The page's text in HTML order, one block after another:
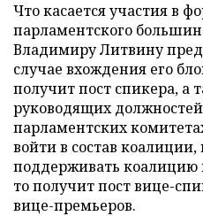
Что касается участия в
парламентского
Владимиру Литвину
случае вхождения его
получит пост спикера, а
руководящих
парламентских
войти в состав коалиции,
поддерживать коалицию
то получит пост вице-
вице-премьеров.